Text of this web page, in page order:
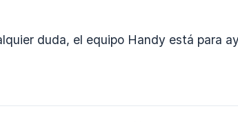
duda, el equipo Handy está para